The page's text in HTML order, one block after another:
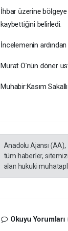
İhbar üzerine bölgeye
kaybettiğini belirledi.
İncelemenin
Murat Ö'nün döner
Muhabir:Kasım Sakallı
Anadolu Ajansı
tüm haberler,
alan hukuki
Okuyu Yorumları